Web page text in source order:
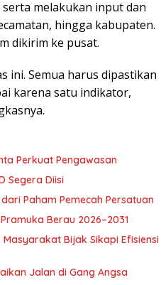
melakukan input dan
hingga kabupaten.
dikirim ke pusat.
ini. Semua harus dipastikan
karena satu indikator,
Perkuat Pengawasan
Segera Diisi
Paham Pemecah Persatuan
Berau 2026–2031
Bijak Sikapi Efisiensi
Jalan di Gang Angsa